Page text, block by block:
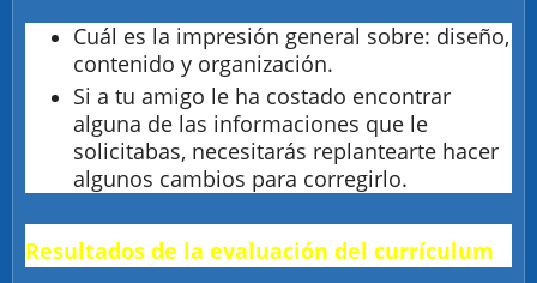
Cuál es la impresión general sobre: diseño,
contenido y organización.
Si a tu amigo le ha costado encontrar
alguna de las informaciones que le
solicitabas, necesitarás replantearte hacer
algunos cambios para corregirlo.
Resultados de la evaluación del currículum